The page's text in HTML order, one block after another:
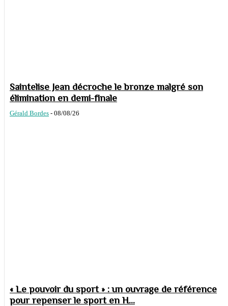
Saintelise Jean décroche le bronze malgré son
élimination en demi-finale
Gérald Bordes - 08/08/26
« Le pouvoir du sport » : un ouvrage de référence
pour repenser le sport en H...